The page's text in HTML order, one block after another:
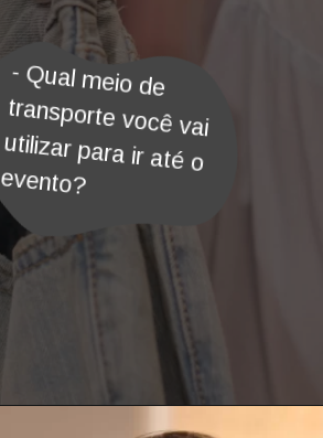
- Qual meio de
transporte você vai
utilizar para ir até o
evento?